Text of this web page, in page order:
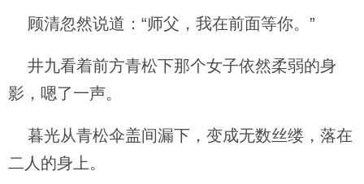
顾清忽然说道：“师父，我在前面等你。”
井九看着前方青松下那个女子依然柔弱的身
影，嗯了一声。
暮光从青松伞盖间漏下，变成无数丝缕，落在
二人的身上。